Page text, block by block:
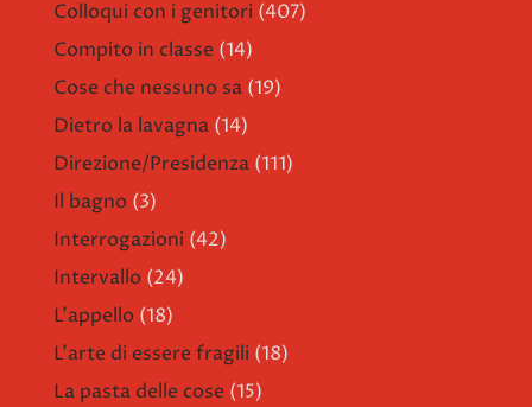
Colloqui con i genitori (407)
Compito in classe (14)
Cose che nessuno sa (19)
Dietro la lavagna (14)
Direzione/Presidenza (111)
Il bagno (3)
Interrogazioni (42)
Intervallo (24)
L'appello (18)
L'arte di essere fragili (18)
La pasta delle cose (15)